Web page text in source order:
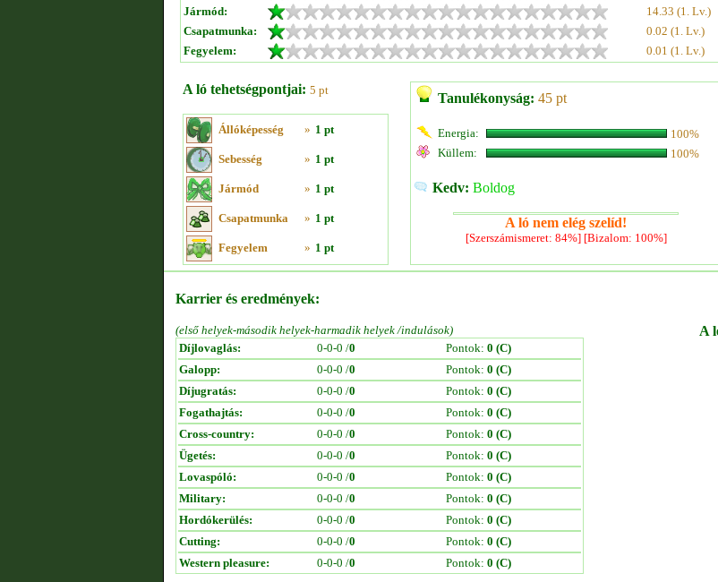
Jármód:
14.33 (1. Lv.)
Csapatmunka:
0.02 (1. Lv.)
Fegyelem:
0.01 (1. Lv.)
A ló tehetségpontjai: 5 pt
Állóképesség » 1 pt
Sebesség » 1 pt
Jármód » 1 pt
Csapatmunka » 1 pt
Fegyelem » 1 pt
Tanulékonyság: 45 pt
Energia:
100%
Küllem:
100%
Kedv: Boldog
A ló nem elég szelíd!
[Szerszámismeret: 84%] [Bizalom: 100%]
Karrier és eredmények:
(első helyek-második helyek-harmadik helyek /indulások)
Díjlovaglás:
0-0-0 /0 Pontok: 0 (C)
Galopp:
0-0-0 /0 Pontok: 0 (C)
Díjugratás:
0-0-0 /0 Pontok: 0 (C)
Fogathajtás:
0-0-0 /0 Pontok: 0 (C)
Cross-country:
0-0-0 /0 Pontok: 0 (C)
Ügetés:
0-0-0 /0 Pontok: 0 (C)
Lovaspóló:
0-0-0 /0 Pontok: 0 (C)
Military:
0-0-0 /0 Pontok: 0 (C)
Hordókerülés:
0-0-0 /0 Pontok: 0 (C)
Cutting:
0-0-0 /0 Pontok: 0 (C)
Western pleasure:
0-0-0 /0 Pontok: 0 (C)
A